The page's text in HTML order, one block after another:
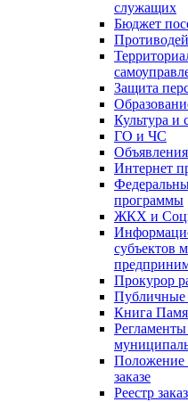
служащих
Бюджет
Защита
Культура и
ГО и ЧС
Интернет
программы
ЖКХ и
субъектов
Прокурор
Публичные
Книга
Регламенты
Положение
заказе
Реестр